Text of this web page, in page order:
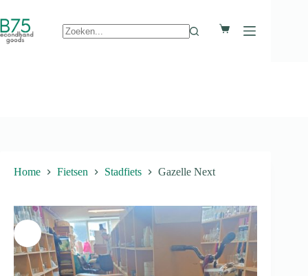
naar
de
inhoud
Winkelwagen
Home Fietsen Stadfiets Gazelle Next